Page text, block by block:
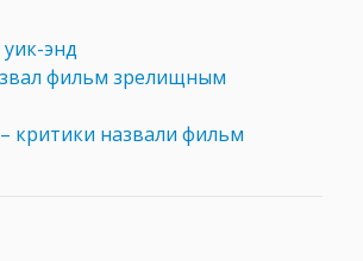
энд
фильм зрелищным
критики назвали фильм